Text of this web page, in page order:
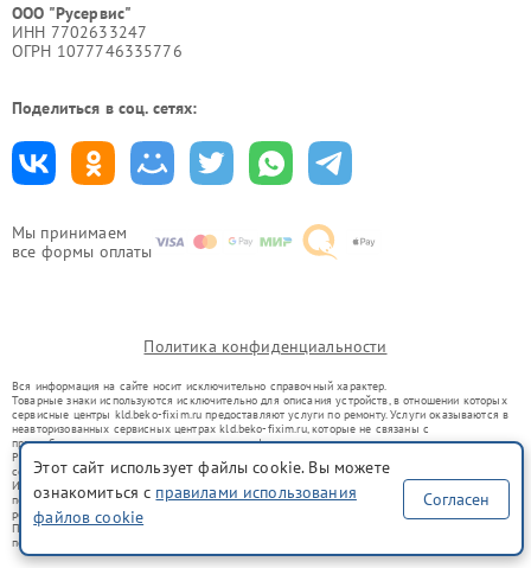
Мы принимаем
все формы оплаты
ООО "Русервис"
ИНН 7702633247
ОГРН 1077746335776
Поделиться в соц. сетях:
Политика конфиденциальности
Вся информация на сайте носит исключительно справочный характер.
Товарные знаки используются исключительно для описания устройств, в отношении которых
сервисные центры kld.beko-fixim.ru предоставляют услуги по ремонту. Услуги оказываются в
неавторизованных сервисных центрах kld.beko-fixim.ru, которые не связаны с
правообладателями товарных знаков или их официальными представителями.
Ремонт осуществляется для устройств, уже введенных в гражданский оборот в соответствии
со статьей 1487 ГК РФ.
Использование товарных знаков не преследует цели индивидуализации услуг или введения
потребителей в заблуждение, а служит для информирования о предоставляемых услугах по
ремонту техники указанных брендов.
Представленная на сайте информация не является публичной офертой, определяемой
положениями Статьи 437(2) Гражданского кодекса РФ
Этот сайт использует файлы cookie. Вы можете
ознакомиться с правилами использования
файлов cookie
Согласен